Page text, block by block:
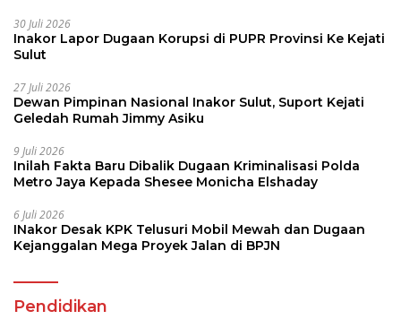
30 Juli 2026
Inakor Lapor Dugaan Korupsi di PUPR Provinsi Ke Kejati
Sulut
27 Juli 2026
Dewan Pimpinan Nasional Inakor Sulut, Suport Kejati
Geledah Rumah Jimmy Asiku
9 Juli 2026
Inilah Fakta Baru Dibalik Dugaan Kriminalisasi Polda
Metro Jaya Kepada Shesee Monicha Elshaday
6 Juli 2026
INakor Desak KPK Telusuri Mobil Mewah dan Dugaan
Kejanggalan Mega Proyek Jalan di BPJN
Pendidikan